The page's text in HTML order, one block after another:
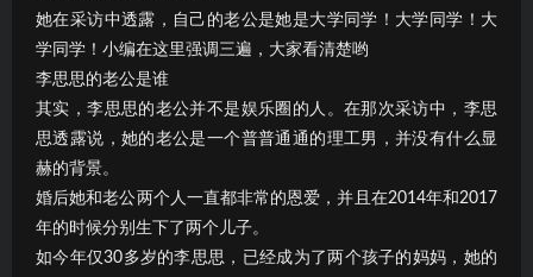
她在采访中透露，自己的老公是她是大学同学！大学同学！大
学同学！小编在这里强调三遍，大家看清楚哟
李思思的老公是谁
其实，李思思的老公并不是娱乐圈的人。在那次采访中，李思
思透露说，她的老公是一个普普通通的理工男，并没有什么显
赫的背景。
婚后她和老公两个人一直都非常的恩爱，并且在2014年和2017
年的时候分别生下了两个儿子。
如今年仅30多岁的李思思，已经成为了两个孩子的妈妈，她的